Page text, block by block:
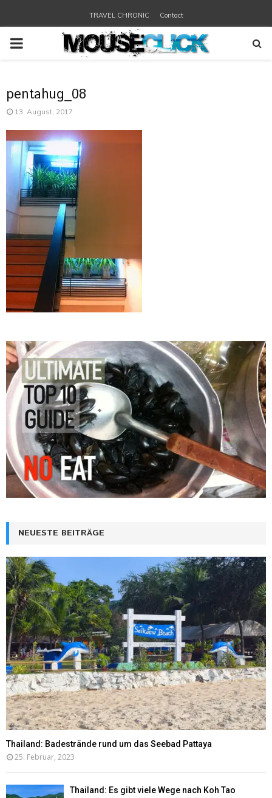
TRAVEL CHRONIC Contact
PRIMARY
pentahug_08
13. August, 2017
NEUESTE BEITRÄGE
Thailand: Badestrände rund um das Seebad Pattaya
25. Februar, 2023
Thailand: Es gibt viele Wege nach Koh Tao